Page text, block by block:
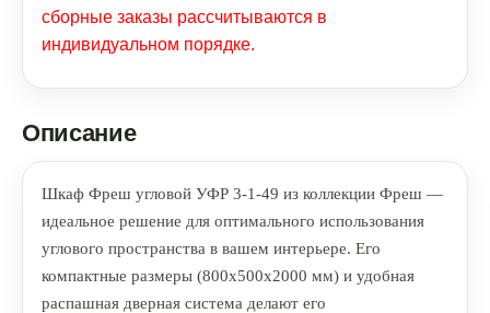
сборные заказы рассчитываются в
индивидуальном порядке.
Описание
Шкаф Фреш угловой УФР 3-1-49 из коллекции Фреш —
идеальное решение для оптимального использования
углового пространства в вашем интерьере. Его
компактные размеры (800x500x2000 мм) и удобная
распашная дверная система делают его